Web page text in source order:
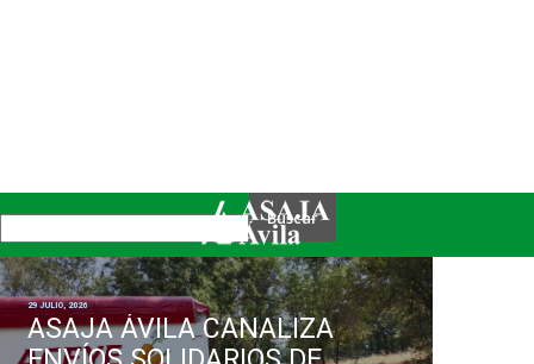
Nuestra organización
ASAJA ÁVILA CANALIZA
29 JULIO, 2026